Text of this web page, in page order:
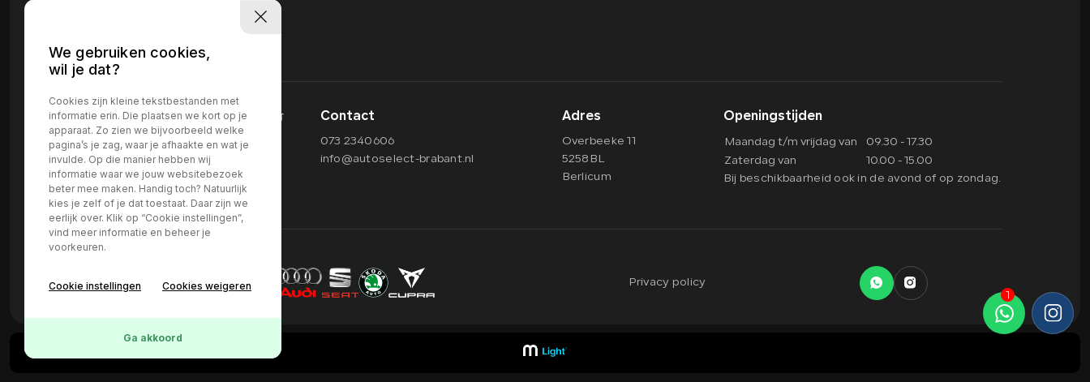
info@autoselect-brabant.nl
Overbeeke 11
5258BL
Berlicum
1
Contact
073 2340606
info@autoselect-brabant.nl
Adres
Overbeeke 11
5258BL
Berlicum
Openingstijden
Maandag t/m vrijdag van
09.30 - 17.30
Zaterdag van
10.00 - 15.00
Bij beschikbaarheid ook in de avond of op zondag.
Privacy policy
We gebruiken cookies,
wil je dat?
Cookies zijn kleine tekstbestanden met
informatie erin. Die plaatsen we kort op je
apparaat. Zo zien we bijvoorbeeld welke
pagina’s je zag, waar je afhaakte en wat je
invulde. Op die manier hebben wij
informatie waar we jouw websitebezoek
beter mee maken. Handig toch? Natuurlijk
kies je zelf of je dat toestaat. Daar zijn we
eerlijk over. Klik op “Cookie instellingen”,
vind meer informatie en beheer je
voorkeuren.
Cookie instellingen Cookies weigeren
Ga akkoord